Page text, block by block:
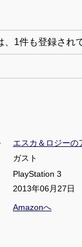
、1件も登録され
エスカ＆ロジーの
ガスト
PlayStation 3
2013年06月27日
Amazonへ